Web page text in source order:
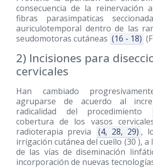
consecuencia de la reinervación
fibras parasimpaticas
auriculotemporal dentro de las
seudomotoras cutáneas (16 - 18)
2) Incisiones para
cervicales
Han cambiado
agruparse de acuerdo al
radicalidad del procedimiento
cobertura de los vasos
radioterapia previa
(4, 28, 29) ,
irrigación cutánea del cuello (30 ), a
de las vías de diseminación
incorporación de nuevas